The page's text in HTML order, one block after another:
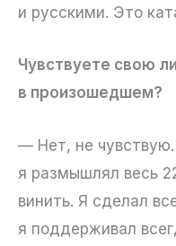
и русскими. Это
Чувствуете свою
в произошедшем?
— Нет, не
я размышлял весь
винить. Я сделал
я поддерживал